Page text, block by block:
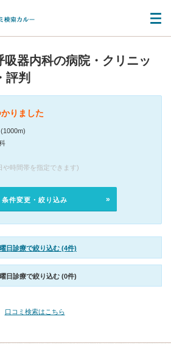
器内科の病院・クリニッ
評判
りました
や時間帯を指定できます)
条件変更・絞り込み
日診療で絞り込む (4件)
日診療で絞り込む (0件)
口コミ検索はこちら